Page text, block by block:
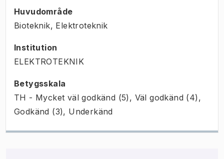
Huvudområde
Bioteknik, Elektroteknik
Institution
ELEKTROTEKNIK
Betygsskala
TH - Mycket väl godkänd (5), Väl godkänd (4),
Godkänd (3), Underkänd